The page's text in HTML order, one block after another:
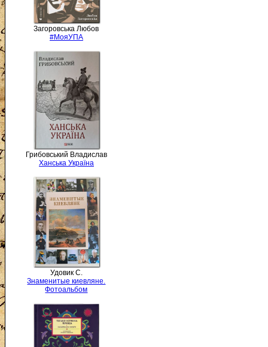
Загоровська Любов
#МояУПА
Грибовський Владислав
Ханська Україна
Удовик С.
Знаменитые киевляне.
Фотоальбом